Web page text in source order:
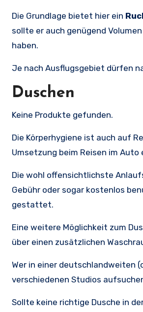
Die Grundlage bietet hier ein
sollte er auch genügend
haben.
Je nach Ausflugsgebiet dürfen
Duschen
Keine Produkte gefunden.
Die Körperhygiene ist auch auf
Umsetzung beim Reisen im
Die wohl offensichtlichste
Gebühr oder sogar kostenlos
gestattet.
Eine weitere Möglichkeit zum
über einen zusätzlichen
Wer in einer deutschlandweiten
verschiedenen Studios
Sollte keine richtige Dusche in